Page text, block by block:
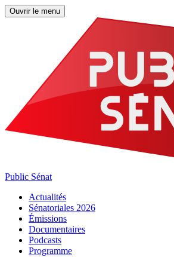
Ouvrir le menu
Public Sénat
Actualités
Sénatoriales 2026
Émissions
Documentaires
Podcasts
Programme